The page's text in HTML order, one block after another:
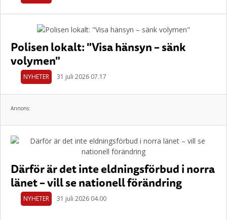
Polisen lokalt: "Visa hänsyn – sänk
volymen"
NYHETER 31 juli 2026 07.17
Annons:
Därför är det inte eldningsförbud i norra
länet – vill se nationell förändring
NYHETER 31 juli 2026 04.00